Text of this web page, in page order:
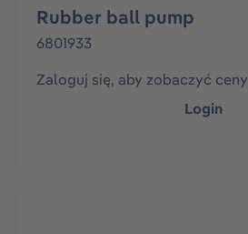
Rubber ball pump
6801933
Zaloguj się, aby zobaczyć ceny
Login